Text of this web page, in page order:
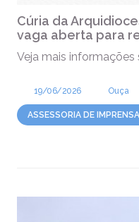
Cúria da
vaga aberta para
Veja mais informações
19/06/2026 Ouça
ASSESSORIA DE IMPRENSA